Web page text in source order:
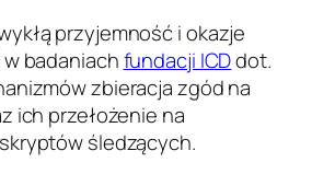
przyjemność i okazje
badaniachfundacji ICDdot.
zbieracja zgód na
ich przełożenie na
śledzących.